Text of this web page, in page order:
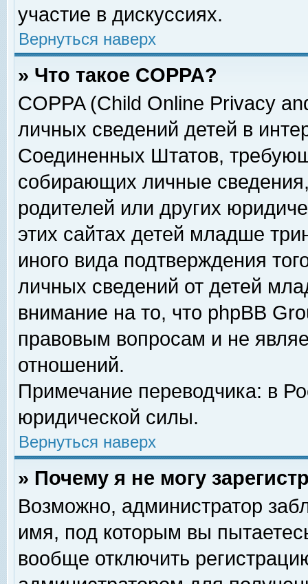
участие в дискуссиях.
Вернуться наверх
» Что такое COPPA?
COPPA (Child Online Privacy
личных сведений детей в
Соединенных Штатов,
собирающих личные
родителей или других
этих сайтах детей младше
иного вида подтверждения
личных сведений от детей
внимание на то, что phpBB
правовым вопросам и не
отношений.
Примечание переводчика: в
юридической силы.
Вернуться наверх
» Почему я не могу
Возможно, администратор
имя, под которым вы
вообще отключить